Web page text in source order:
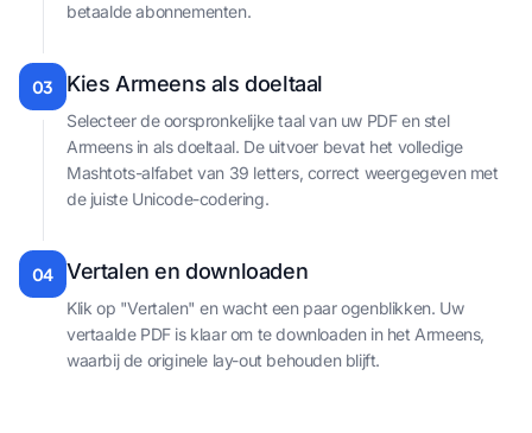
betaalde abonnementen.
03 Kies Armeens als doeltaal
Selecteer de oorspronkelijke taal van uw PDF en stel
Armeens in als doeltaal. De uitvoer bevat het volledige
Mashtots-alfabet van 39 letters, correct weergegeven met
de juiste Unicode-codering.
04 Vertalen en downloaden
Klik op "Vertalen" en wacht een paar ogenblikken. Uw
vertaalde PDF is klaar om te downloaden in het Armeens,
waarbij de originele lay-out behouden blijft.